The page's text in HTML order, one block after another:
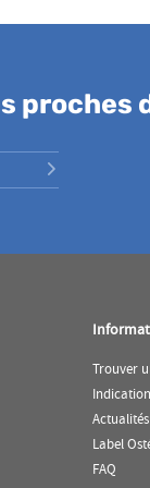
proches
Trouver
Actualités
Label
FAQ(ouvre
dans